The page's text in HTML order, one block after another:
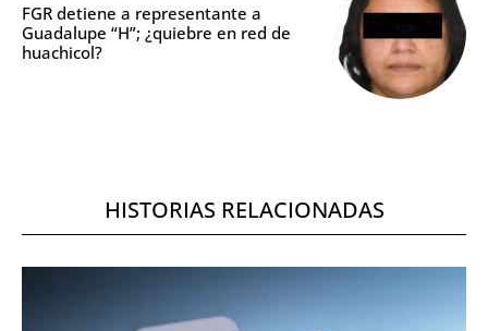
FGR detiene a representante a
Guadalupe “H”; ¿quiebre en red de
huachicol?
HISTORIAS RELACIONADAS